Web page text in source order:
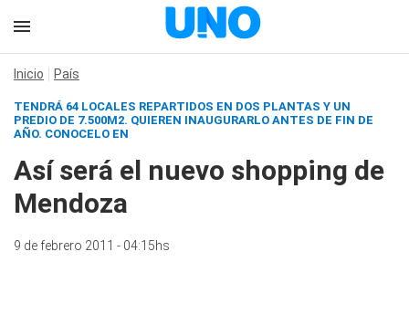
Inicio País
TENDRÁ 64 LOCALES REPARTIDOS EN DOS PLANTAS Y UN
PREDIO DE 7.500M2. QUIEREN INAUGURARLO ANTES DE FIN DE
AÑO. CONOCELO EN
Así será el nuevo shopping de
Mendoza
9 de febrero 2011 - 04:15hs